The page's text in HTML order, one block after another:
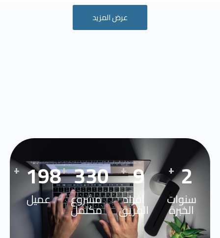
عرض المزيد
3
+
سنوات
الخبرة
12
+
افراد
الفريق
460
+
مشروع
مكتمل
276
+
عميل